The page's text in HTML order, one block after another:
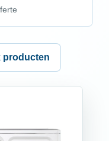
producten